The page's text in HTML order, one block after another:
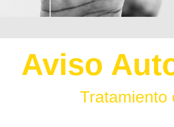
Aviso
Tratamiento